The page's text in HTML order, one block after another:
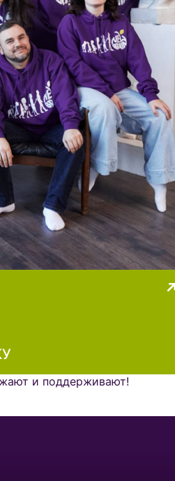
и поддерживают!